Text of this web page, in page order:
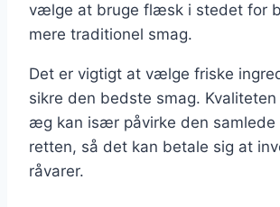
vælge at bruge flæsk i stedet for
mere traditionel smag.
Det er vigtigt at vælge friske
sikre den bedste smag.
æg kan især påvirke den samlede
retten, så det kan betale sig at
råvarer.